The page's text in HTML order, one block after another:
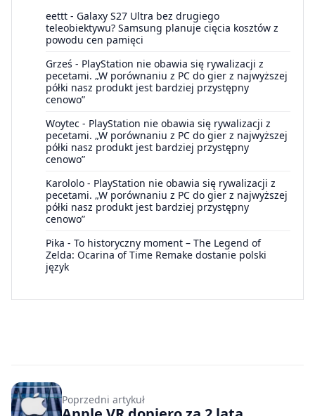
eettt - Galaxy S27 Ultra bez drugiego
teleobiektywu? Samsung planuje cięcia kosztów z
powodu cen pamięci
Grześ - PlayStation nie obawia się rywalizacji z
pecetami. „W porównaniu z PC do gier z najwyższej
półki nasz produkt jest bardziej przystępny
cenowo”
Woytec - PlayStation nie obawia się rywalizacji z
pecetami. „W porównaniu z PC do gier z najwyższej
półki nasz produkt jest bardziej przystępny
cenowo”
Karololo - PlayStation nie obawia się rywalizacji z
pecetami. „W porównaniu z PC do gier z najwyższej
półki nasz produkt jest bardziej przystępny
cenowo”
Pika - To historyczny moment – The Legend of
Zelda: Ocarina of Time Remake dostanie polski
język
Poprzedni artykuł